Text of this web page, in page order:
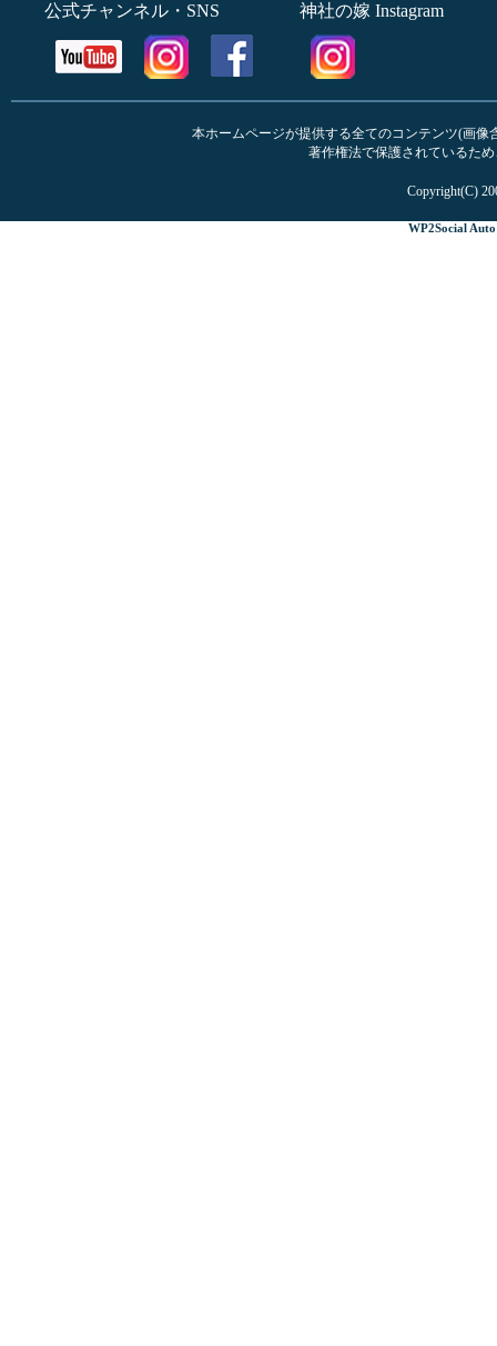
公式チャンネル・SNS 神社の嫁 Instagram
本ホームページが提供する全てのコンテンツ(画
著作権法で保護されているた
Copyright(C)
WP2Social